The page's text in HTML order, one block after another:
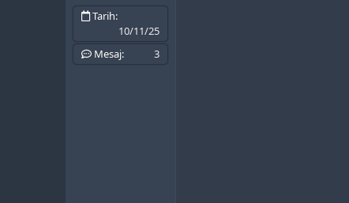
Tarih
10/11/25
Mesaj
3